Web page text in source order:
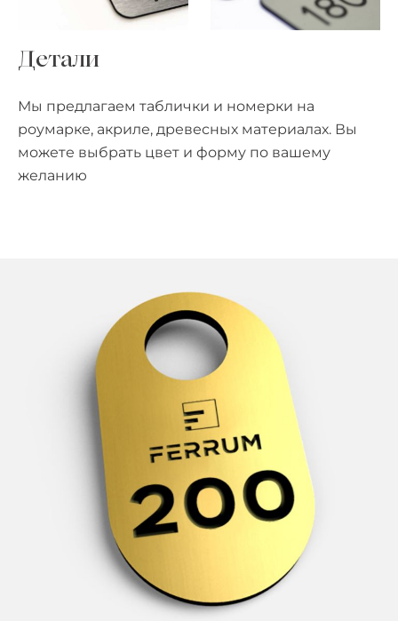
Детали
Мы предлагаем таблички и номерки на
роумарке, акриле, древесных материалах. Вы
можете выбрать цвет и форму по вашему
желанию